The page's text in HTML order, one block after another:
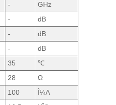
-
GHz
-
dB
-
dB
-
dB
35
℃
28
Ω
100
Î¼A